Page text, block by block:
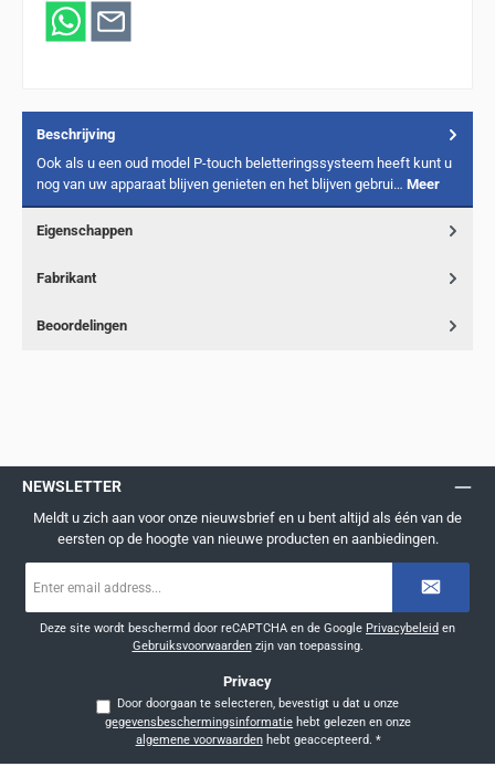
Beschrijving
Ook als u een oud model P-touch beletteringssysteem heeft kunt u
nog van uw apparaat blijven genieten en het blijven gebrui… Meer
Eigenschappen
Fabrikant
Beoordelingen
NEWSLETTER
Meldt u zich aan voor onze nieuwsbrief en u bent altijd als één van de
eersten op de hoogte van nieuwe producten en aanbiedingen.
mailadres
Deze site wordt beschermd door reCAPTCHA en de Google Privacybeleid en
Gebruiksvoorwaardenzijn van toepassing.
Privacy
Door doorgaan te selecteren, bevestigt u dat u onze
gegevensbeschermingsinformatie
algemene voorwaardenhebt geaccepteerd. *